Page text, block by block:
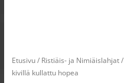
Etusivu/ Ristiäis- ja Nimiäislahjat/
kivillä kullattu hopea